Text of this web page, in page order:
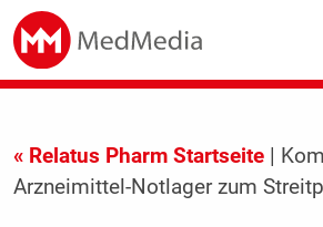
« Relatus Pharm Startseite|
Arzneimittel-Notlager zum